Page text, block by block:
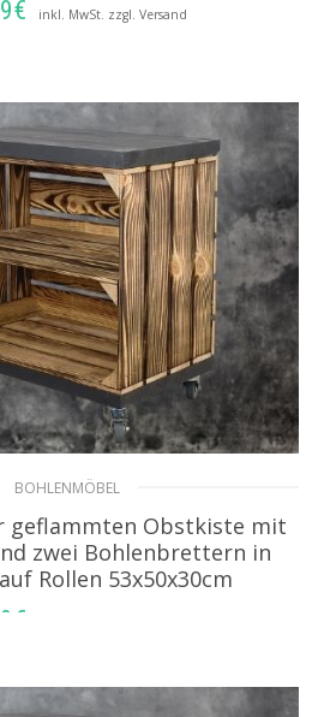
€ inkl. MwSt. zzgl. Versand
BOHLENMÖBEL
geflammten Obstkiste mit
zwei Bohlenbrettern in
Rollen 53x50x30cm
€